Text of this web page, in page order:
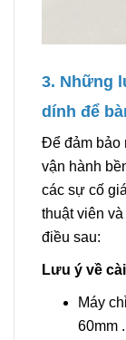
3. Những
dính để
Để đảm bảo
vận hành
các sự cố
thuật viên
điều sau:
Lưu ý về
Máy
60mm